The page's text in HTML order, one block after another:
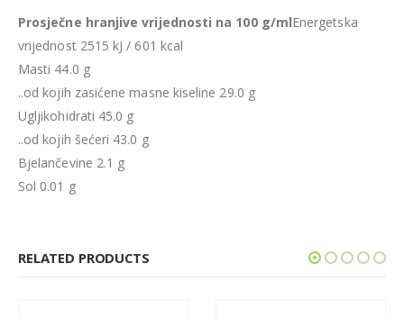
Prosječne hranjive vrijednosti na 100 g/mlEnergetska
vrijednost 2515 kJ / 601 kcal
Masti 44.0 g
..od kojih zasićene masne kiseline 29.0 g
Ugljikohidrati 45.0 g
..od kojih šećeri 43.0 g
Bjelančevine 2.1 g
Sol 0.01 g
RELATED PRODUCTS